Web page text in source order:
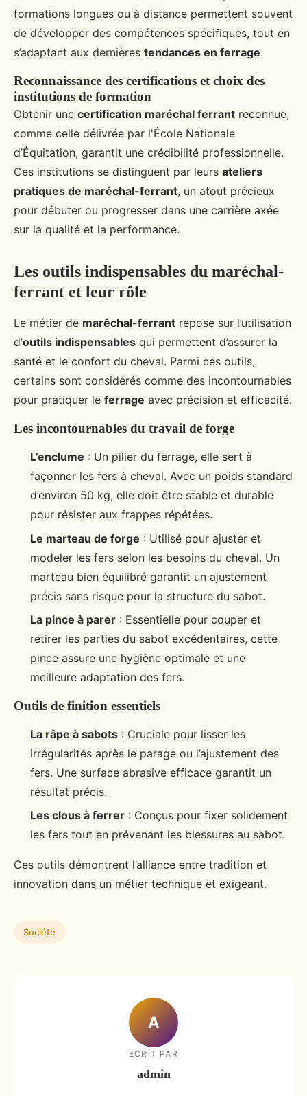
formations longues ou à distance permettent souvent
de développer des compétences spécifiques, tout en
s’adaptant aux dernières tendances en ferrage.
Reconnaissance des certifications et choix des
institutions de formation
Obtenir une certification maréchal ferrant reconnue,
comme celle délivrée par l'École Nationale
d’Équitation, garantit une crédibilité professionnelle.
Ces institutions se distinguent par leurs ateliers
pratiques de maréchal-ferrant, un atout précieux
pour débuter ou progresser dans une carrière axée
sur la qualité et la performance.
Les outils indispensables du maréchal-
ferrant et leur rôle
Le métier de maréchal-ferrant repose sur l’utilisation
d’outils indispensables qui permettent d’assurer la
santé et le confort du cheval. Parmi ces outils,
certains sont considérés comme des incontournables
pour pratiquer le ferrage avec précision et efficacité.
Les incontournables du travail de forge
L’enclume : Un pilier du ferrage, elle sert à
façonner les fers à cheval. Avec un poids standard
d’environ 50 kg, elle doit être stable et durable
pour résister aux frappes répétées.
Le marteau de forge : Utilisé pour ajuster et
modeler les fers selon les besoins du cheval. Un
marteau bien équilibré garantit un ajustement
précis sans risque pour la structure du sabot.
La pince à parer : Essentielle pour couper et
retirer les parties du sabot excédentaires, cette
pince assure une hygiène optimale et une
meilleure adaptation des fers.
Outils de finition essentiels
La râpe à sabots : Cruciale pour lisser les
irrégularités après le parage ou l’ajustement des
fers. Une surface abrasive efficace garantit un
résultat précis.
Les clous à ferrer : Conçus pour fixer solidement
les fers tout en prévenant les blessures au sabot.
Ces outils démontrent l’alliance entre tradition et
innovation dans un métier technique et exigeant.
Société
A
ECRIT PAR
admin